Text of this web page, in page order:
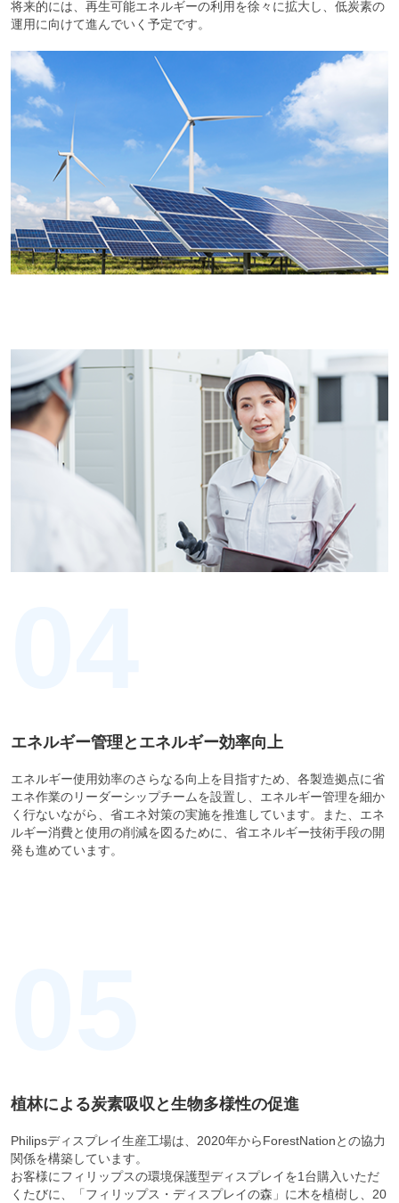
将来的には、再生可能エネルギーの利用を徐々に拡大し、低炭素の
運用に向けて進んでいく予定です。
エネルギー管理とエネルギー効率向上
エネルギー使用効率のさらなる向上を目指すため、各製造拠点に省
エネ作業のリーダーシップチームを設置し、エネルギー管理を細か
く行ないながら、省エネ対策の実施を推進しています。また、エネ
ルギー消費と使用の削減を図るために、省エネルギー技術手段の開
発も進めています。
植林による炭素吸収と生物多様性の促進
Philipsディスプレイ生産工場は、2020年からForestNationとの協力
関係を構築しています。
お客様にフィリップスの環境保護型ディスプレイを1台購入いただ
くたびに、「フィリップス・ディスプレイの森」に木を植樹し、20